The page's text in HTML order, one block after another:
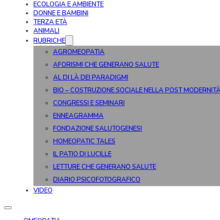
ECOLOGIA E AMBIENTE
DONNE E BAMBINI
TERZA ETÀ
ANIMALI
RUBRICHE
AGROMEOPATIA
AFORISMI CHE GENERANO SALUTE
AL DI LÀ DEI PARADIGMI
BIO – COSTRUZIONE SOCIALE NELLA POST
CONGRESSI E SEMINARI
ENNEAGRAMMA
FONDAZIONE SALUTOGENESI
HOMEOPATIC TALES
IL PATIO DI LUCILLE
LETTURE CHE GENERANO SALUTE
DIARIO PSICOFOTOGRAFICO
VIDEO